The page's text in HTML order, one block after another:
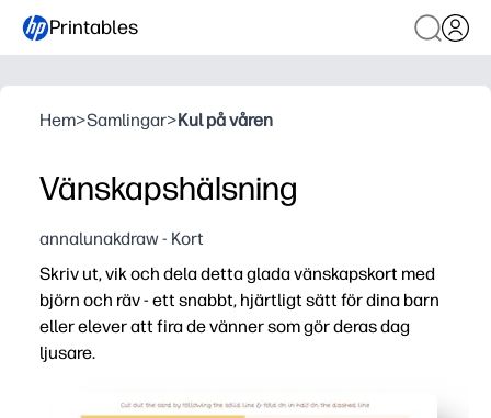
Printables
Hem>Samlingar>Kul på våren
Vänskapshälsning
annalunakdraw - Kort
Skriv ut, vik och dela detta glada vänskapskort med
björn och räv - ett snabbt, hjärtligt sätt för dina barn
eller elever att fira de vänner som gör deras dag
ljusare.
Zero prep - skriv ut på vanligt papper eller kartong, vik